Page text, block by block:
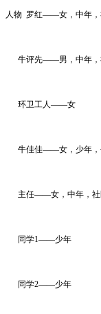
人物 罗红——女，中年，
牛评先——男，中年，
环卫工人 ——女
牛佳佳——女，少年，
主任——女，中年，社
同学1——少年
同学2——少年